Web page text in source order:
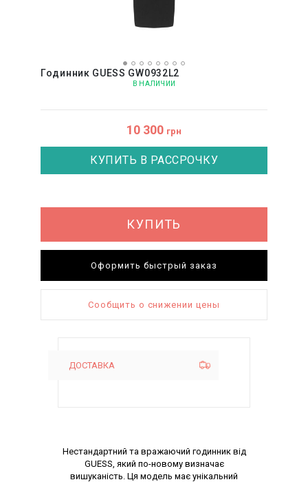
Годинник GUESS GW0932L2
В НАЛИЧИИ
10 300 грн
КУПИТЬ В РАССРОЧКУ
КУПИТЬ
Оформить быстрый заказ
Сообщить о снижении цены
ДОСТАВКА
Описание
Нестандартний та вражаючий годинник від
GUESS, який по-новому визначає
вишуканість. Ця модель має унікальний